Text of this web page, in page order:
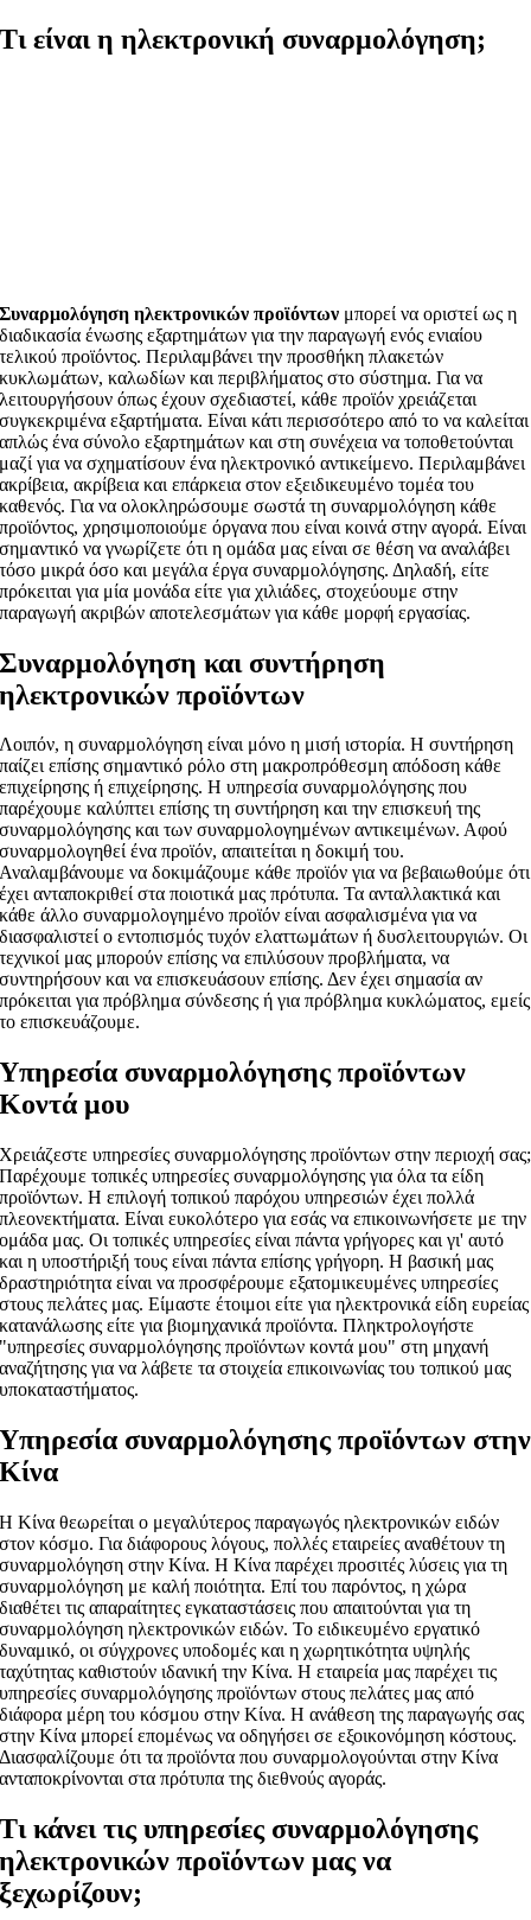
Τι είναι η ηλεκτρονική συναρμολόγηση;
Συναρμολόγηση ηλεκτρονικών προϊόντων μπορεί να οριστεί ως η
διαδικασία ένωσης εξαρτημάτων για την παραγωγή ενός ενιαίου
τελικού προϊόντος. Περιλαμβάνει την προσθήκη πλακετών
κυκλωμάτων, καλωδίων και περιβλήματος στο σύστημα. Για να
λειτουργήσουν όπως έχουν σχεδιαστεί, κάθε προϊόν χρειάζεται
συγκεκριμένα εξαρτήματα. Είναι κάτι περισσότερο από το να καλείται
απλώς ένα σύνολο εξαρτημάτων και στη συνέχεια να τοποθετούνται
μαζί για να σχηματίσουν ένα ηλεκτρονικό αντικείμενο. Περιλαμβάνει
ακρίβεια, ακρίβεια και επάρκεια στον εξειδικευμένο τομέα του
καθενός. Για να ολοκληρώσουμε σωστά τη συναρμολόγηση κάθε
προϊόντος, χρησιμοποιούμε όργανα που είναι κοινά στην αγορά. Είναι
σημαντικό να γνωρίζετε ότι η ομάδα μας είναι σε θέση να αναλάβει
τόσο μικρά όσο και μεγάλα έργα συναρμολόγησης. Δηλαδή, είτε
πρόκειται για μία μονάδα είτε για χιλιάδες, στοχεύουμε στην
παραγωγή ακριβών αποτελεσμάτων για κάθε μορφή εργασίας.
Συναρμολόγηση και συντήρηση
ηλεκτρονικών προϊόντων
Λοιπόν, η συναρμολόγηση είναι μόνο η μισή ιστορία. Η συντήρηση
παίζει επίσης σημαντικό ρόλο στη μακροπρόθεσμη απόδοση κάθε
επιχείρησης ή επιχείρησης. Η υπηρεσία συναρμολόγησης που
παρέχουμε καλύπτει επίσης τη συντήρηση και την επισκευή της
συναρμολόγησης και των συναρμολογημένων αντικειμένων. Αφού
συναρμολογηθεί ένα προϊόν, απαιτείται η δοκιμή του.
Αναλαμβάνουμε να δοκιμάζουμε κάθε προϊόν για να βεβαιωθούμε ότι
έχει ανταποκριθεί στα ποιοτικά μας πρότυπα. Τα ανταλλακτικά και
κάθε άλλο συναρμολογημένο προϊόν είναι ασφαλισμένα για να
διασφαλιστεί ο εντοπισμός τυχόν ελαττωμάτων ή δυσλειτουργιών. Οι
τεχνικοί μας μπορούν επίσης να επιλύσουν προβλήματα, να
συντηρήσουν και να επισκευάσουν επίσης. Δεν έχει σημασία αν
πρόκειται για πρόβλημα σύνδεσης ή για πρόβλημα κυκλώματος, εμείς
το επισκευάζουμε.
Υπηρεσία συναρμολόγησης προϊόντων
Κοντά μου
Χρειάζεστε υπηρεσίες συναρμολόγησης προϊόντων στην περιοχή σας;
Παρέχουμε τοπικές υπηρεσίες συναρμολόγησης για όλα τα είδη
προϊόντων. Η επιλογή τοπικού παρόχου υπηρεσιών έχει πολλά
πλεονεκτήματα. Είναι ευκολότερο για εσάς να επικοινωνήσετε με την
ομάδα μας. Οι τοπικές υπηρεσίες είναι πάντα γρήγορες και γι' αυτό
και η υποστήριξή τους είναι πάντα επίσης γρήγορη. Η βασική μας
δραστηριότητα είναι να προσφέρουμε εξατομικευμένες υπηρεσίες
στους πελάτες μας. Είμαστε έτοιμοι είτε για ηλεκτρονικά είδη ευρείας
κατανάλωσης είτε για βιομηχανικά προϊόντα. Πληκτρολογήστε
"υπηρεσίες συναρμολόγησης προϊόντων κοντά μου" στη μηχανή
αναζήτησης για να λάβετε τα στοιχεία επικοινωνίας του τοπικού μας
υποκαταστήματος.
Υπηρεσία συναρμολόγησης προϊόντων στην
Κίνα
Η Κίνα θεωρείται ο μεγαλύτερος παραγωγός ηλεκτρονικών ειδών
στον κόσμο. Για διάφορους λόγους, πολλές εταιρείες αναθέτουν τη
συναρμολόγηση στην Κίνα. Η Κίνα παρέχει προσιτές λύσεις για τη
συναρμολόγηση με καλή ποιότητα. Επί του παρόντος, η χώρα
διαθέτει τις απαραίτητες εγκαταστάσεις που απαιτούνται για τη
συναρμολόγηση ηλεκτρονικών ειδών. Το ειδικευμένο εργατικό
δυναμικό, οι σύγχρονες υποδομές και η χωρητικότητα υψηλής
ταχύτητας καθιστούν ιδανική την Κίνα. Η εταιρεία μας παρέχει τις
υπηρεσίες συναρμολόγησης προϊόντων στους πελάτες μας από
διάφορα μέρη του κόσμου στην Κίνα. Η ανάθεση της παραγωγής σας
στην Κίνα μπορεί επομένως να οδηγήσει σε εξοικονόμηση κόστους.
Διασφαλίζουμε ότι τα προϊόντα που συναρμολογούνται στην Κίνα
ανταποκρίνονται στα πρότυπα της διεθνούς αγοράς.
Τι κάνει τις υπηρεσίες συναρμολόγησης
ηλεκτρονικών προϊόντων μας να
ξεχωρίζουν;